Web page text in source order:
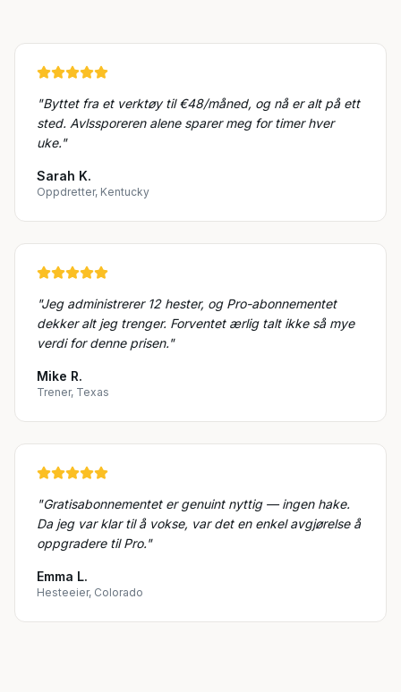
"Byttet fra et verktøy til €48/måned, og nå er alt på ett
sted. Avlssporeren alene sparer meg for timer hver
uke."
Sarah K.
Oppdretter, Kentucky
"Jeg administrerer 12 hester, og Pro-abonnementet
dekker alt jeg trenger. Forventet ærlig talt ikke så mye
verdi for denne prisen."
Mike R.
Trener, Texas
"Gratisabonnementet er genuint nyttig — ingen hake.
Da jeg var klar til å vokse, var det en enkel avgjørelse å
oppgradere til Pro."
Emma L.
Hesteeier, Colorado